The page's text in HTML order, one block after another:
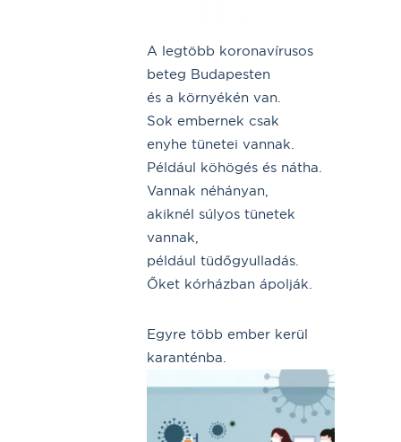
A legtöbb koronavírusos
beteg Budapesten
és a környékén van.
Sok embernek csak
enyhe tünetei vannak.
Például köhögés és nátha.
Vannak néhányan,
akiknél súlyos tünetek
vannak,
például tüdőgyulladás.
Őket kórházban ápolják.
Egyre több ember kerül
karanténba.